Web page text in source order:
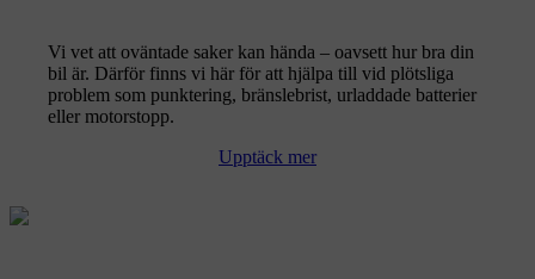
Vi vet att oväntade saker kan hända – oavsett hur bra din
bil är. Därför finns vi här för att hjälpa till vid plötsliga
problem som punktering, bränslebrist, urladdade batterier
eller motorstopp.
Upptäck mer